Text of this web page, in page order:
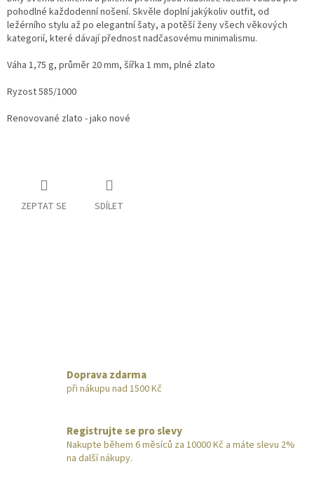
pohodlné každodenní nošení. Skvěle doplní jakýkoliv outfit, od
ležérního stylu až po elegantní šaty, a potěší ženy všech věkových
kategorií, které dávají přednost nadčasovému minimalismu.
Váha 1,75 g, průměr 20 mm, šířka 1 mm, plné zlato
Ryzost 585/1000
Renovované zlato - jako nové
ZEPTAT SE SDÍLET
Doprava zdarma
při nákupu nad 1500 Kč
Registrujte se pro slevy
Nakupte během 6 měsíců za 10000 Kč a máte slevu 2%
na další nákupy.